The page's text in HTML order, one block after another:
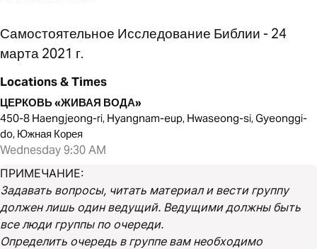
Самостоятельное Исследование Библии - 24
марта 2021 г.
Locations & Times
ЦЕРКОВЬ «ЖИВАЯ ВОДА»
450-8 Haengjeong-ri, Hyangnam-eup, Hwaseong-si, Gyeonggi-
do, Южная Корея
Wednesday 9:30 AM
ПРИМЕЧАНИЕ:
Задавать вопросы, читать материал и вести группу
должен лишь один ведущий. Ведущими должны быть
все люди группы по очереди.
Определить очередь в группе вам необходимо